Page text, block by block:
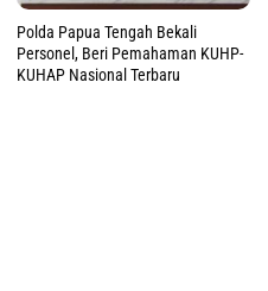
Polda Papua Tengah Bekali
Personel, Beri Pemahaman KUHP-
KUHAP Nasional Terbaru